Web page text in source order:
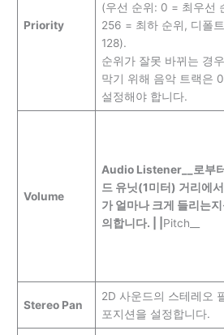
Priority
(우선 순위: 0 = 최우선
256 = 최하 순위, 디폴
128).
순위가 잘못 바뀌는 경
막기 위해 음악 트랙은
설정해야 합니다.
Volume
Audio Listener__로부
드 유닛(1미터) 거리에서
가 얼마나 크게 들리는
의합니다. | | Pitch__
Stereo Pan
2D 사운드의 스테레오
포지션을 설정합니다.